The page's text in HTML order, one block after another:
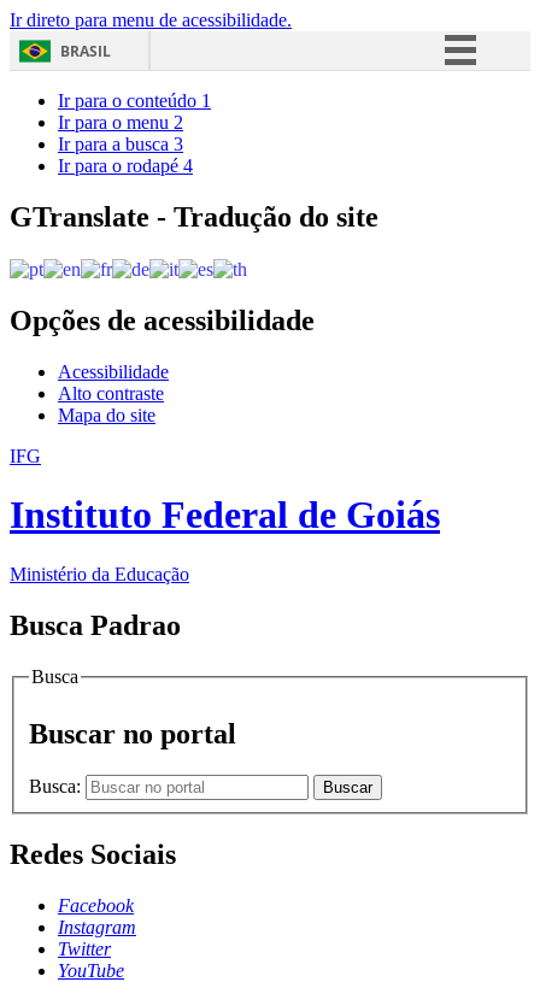
Ir direto para menu de acessibilidade.
BRASIL
Acesso à informação
Ir para o conteúdo 1
Ir para o menu 2
Ir para a busca 3
Ir para o rodapé 4
GTranslate - Tradução do site
Opções de acessibilidade
Acessibilidade
Alto contraste
Mapa do site
IFG
Instituto Federal de Goiás
Ministério da Educação
Busca Padrao
Busca
Buscar no portal
Busca: Buscar
Redes Sociais
Facebook
Instagram
Twitter
YouTube